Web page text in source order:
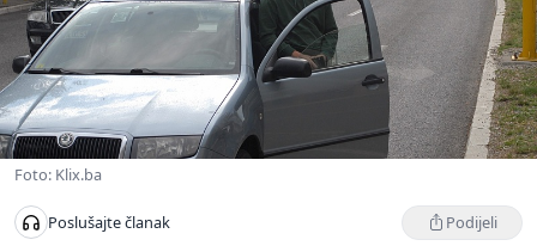
Foto: Klix.ba
Poslušajte članak Podijeli